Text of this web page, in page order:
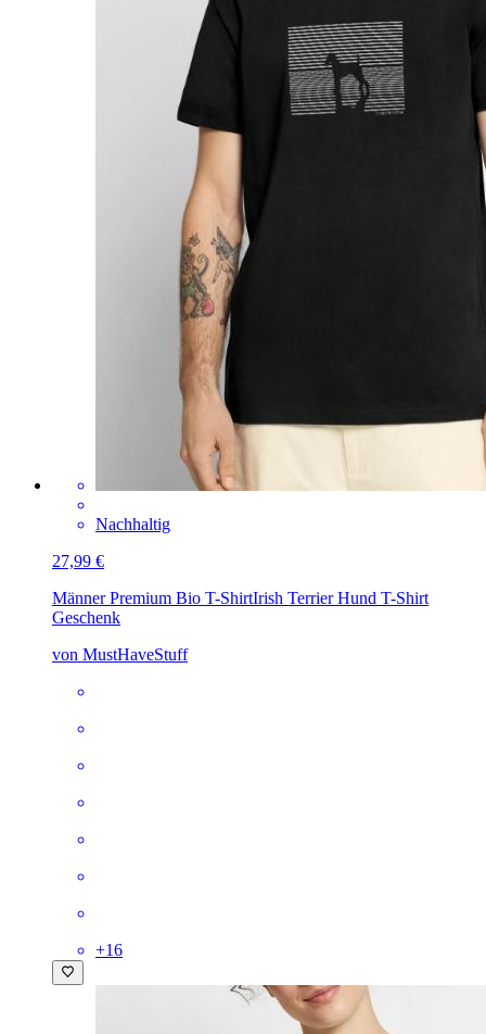
Nachhaltig
27,99 €
Männer Premium Bio T-ShirtIrish Terrier Hund T-Shirt
Geschenk
von MustHaveStuff
+16